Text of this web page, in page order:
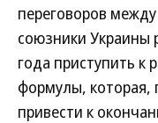
переговоров
союзники Украины
года приступить к
формулы,
привести к